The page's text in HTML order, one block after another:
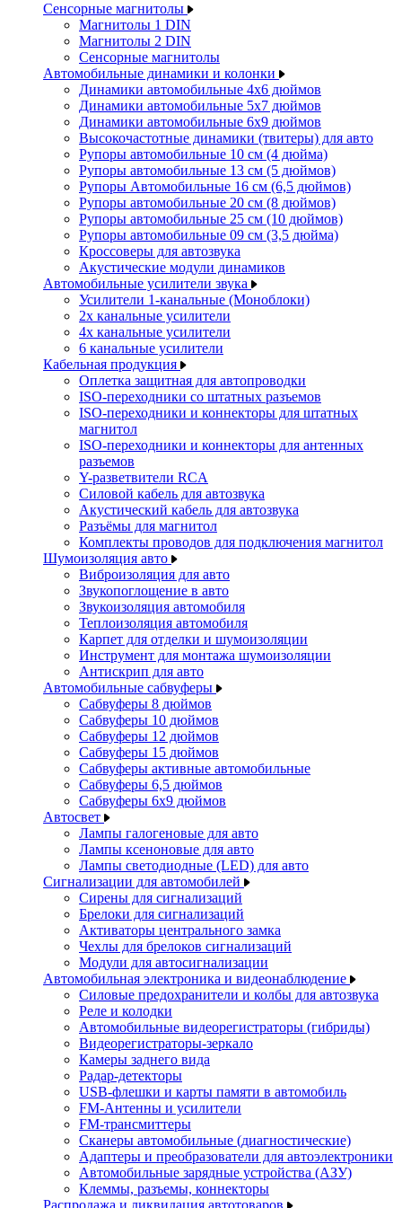
Сенсорные магнитолы
Магнитолы 1 DIN
Магнитолы 2 DIN
Сенсорные магнитолы
Автомобильные динамики и колонки
Динамики автомобильные 4x6 дюймов
Динамики автомобильные 5x7 дюймов
Динамики автомобильные 6x9 дюймов
Высокочастотные динамики (твитеры) для авто
Рупоры автомобильные 10 см (4 дюйма)
Рупоры автомобильные 13 см (5 дюймов)
Рупоры Автомобильные 16 см (6,5 дюймов)
Рупоры автомобильные 20 см (8 дюймов)
Рупоры автомобильные 25 см (10 дюймов)
Рупоры автомобильные 09 см (3,5 дюйма)
Кроссоверы для автозвука
Акустические модули динамиков
Автомобильные усилители звука
Усилители 1-канальные (Моноблоки)
2х канальные усилители
4х канальные усилители
6 канальные усилители
Кабельная продукция
Оплетка защитная для автопроводки
ISO-переходники со штатных разъемов
ISO-переходники и коннекторы для штатных
магнитол
ISO-переходники и коннекторы для антенных
разъемов
Y-разветвители RCA
Силовой кабель для автозвука
Акустический кабель для автозвука
Разъёмы для магнитол
Комплекты проводов для подключения магнитол
Шумоизоляция авто
Виброизоляция для авто
Звукопоглощение в авто
Звукоизоляция автомобиля
Теплоизоляция автомобиля
Карпет для отделки и шумоизоляции
Инструмент для монтажа шумоизоляции
Антискрип для авто
Автомобильные сабвуферы
Сабвуферы 8 дюймов
Сабвуферы 10 дюймов
Сабвуферы 12 дюймов
Сабвуферы 15 дюймов
Сабвуферы активные автомобильные
Сабвуферы 6,5 дюймов
Сабвуферы 6x9 дюймов
Автосвет
Лампы галогеновые для авто
Лампы ксеноновые для авто
Лампы светодиодные (LED) для авто
Сигнализации для автомобилей
Сирены для сигнализаций
Брелоки для сигнализаций
Активаторы центрального замка
Чехлы для брелоков сигнализаций
Модули для автосигнализации
Автомобильная электроника и видеонаблюдение
Силовые предохранители и колбы для автозвука
Реле и колодки
Автомобильные видеорегистраторы (гибриды)
Видеорегистраторы-зеркало
Камеры заднего вида
Радар-детекторы
USB-флешки и карты памяти в автомобиль
FM-Антенны и усилители
FM-трансмиттеры
Сканеры автомобильные (диагностические)
Адаптеры и преобразователи для автоэлектроники
Автомобильные зарядные устройства (АЗУ)
Клеммы, разъемы, коннекторы
Распродажа и ликвидация автотоваров